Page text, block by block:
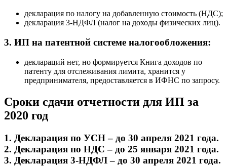
декларация по налогу на добавленную стоимость (НДС);
декларация 3-НДФЛ (налог на доходы физических лиц).
3. ИП на патентной системе налогообложения:
деклараций нет, но формируется Книга доходов по
патенту для отслеживания лимита, хранится у
предпринимателя, предоставляется в ИФНС по запросу.
Сроки сдачи отчетности для ИП за
2020 год
1. Декларация по УСН – до 30 апреля 2021 года.
2. Декларация по НДС – до 25 января 2021 года.
3. Декларация 3-НДФЛ – до 30 апреля 2021 года.